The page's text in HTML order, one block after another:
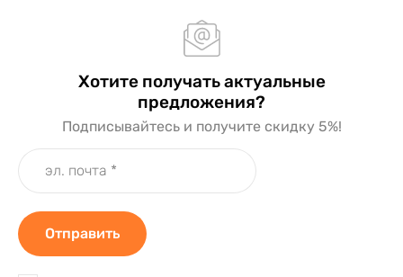
Хотите получать актуальные
предложения?
Подписывайтесь и получите скидку 5%!
Отправить